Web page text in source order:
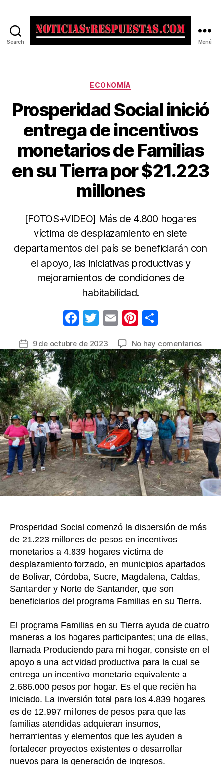
Search Menú
Categorías
ECONOMÍA
Prosperidad Social inició
entrega de incentivos
monetarios de Familias
en su Tierra por $21.223
millones
[FOTOS+VIDEO] Más de 4.800 hogares
víctima de desplazamiento en siete
departamentos del país se beneficiarán con
el apoyo, las iniciativas productivas y
mejoramientos de condiciones de
habitabilidad.
F
c
e
b
o
o
k
T
itt
er
E
ail
Pi
er
e
st
m
p
ar
tir
Fecha
de
la
entrada
9 de octubre de 2023 No hay comentariosen
inició
de
de
en
su
por
Prosperidad Social comenzó la dispersión de más
de 21.223 millones de pesos en incentivos
monetarios a 4.839 hogares víctima de
desplazamiento forzado, en municipios apartados
de Bolívar, Córdoba, Sucre, Magdalena, Caldas,
Santander y Norte de Santander, que son
beneficiarios del programa Familias en su Tierra.
El programa Familias en su Tierra ayuda de cuatro
maneras a los hogares participantes; una de ellas,
llamada Produciendo para mi hogar, consiste en el
apoyo a una actividad productiva para la cual se
entrega un incentivo monetario equivalente a
2.686.000 pesos por hogar. Es el que recién ha
iniciado. La inversión total para los 4.839 hogares
es de 12.997 millones de pesos para que las
familias atendidas adquieran insumos,
herramientas y elementos que les ayuden a
fortalecer proyectos existentes o desarrollar
nuevos para la generación de ingresos.